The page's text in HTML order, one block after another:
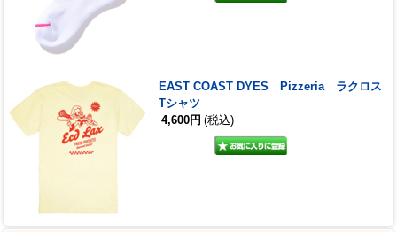
EAST COAST DYES Pizzeria ラクロス
Tシャツ
4,600円 (税込)